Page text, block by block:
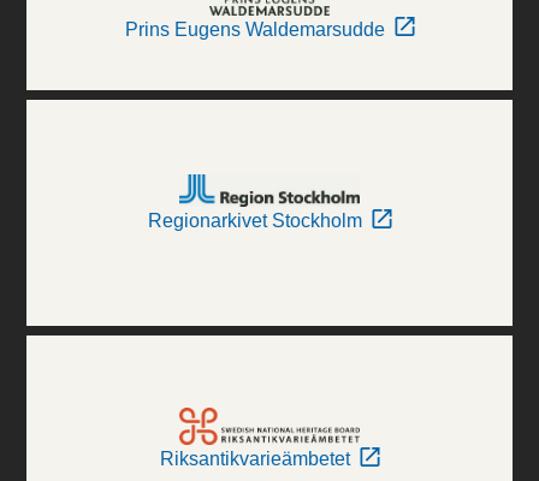
Prins Eugens Waldemarsudde
Regionarkivet Stockholm
Riksantikvarieämbetet